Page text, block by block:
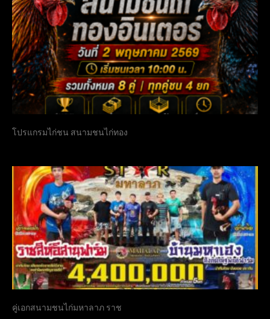
โปรแกรมไก่ชน สนามชนไก่ทอง
คู่เอกสนามชนไก่มหาลาภ ราช